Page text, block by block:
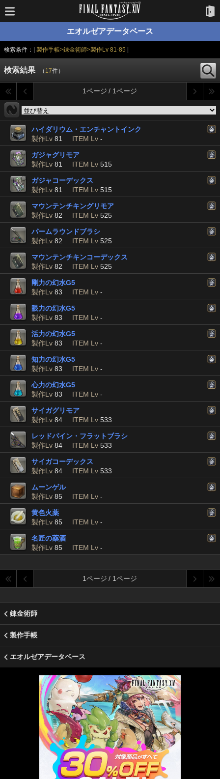
エオルゼアデータベース
検索条件：| 製作手帳>錬金術師>製作Lv 81-85
検索結果 （ 17件）
1ページ / 1ページ
ハイダリウム・エンチャントインク
製作Lv 81 ITEM Lv -
ガジャグリモア
製作Lv 81 ITEM Lv 515
ガジャコーデックス
製作Lv 81 ITEM Lv 515
マウンテンチキングリモア
製作Lv 82 ITEM Lv 525
パームラウンドブラシ
製作Lv 82 ITEM Lv 525
マウンテンチキンコーデックス
製作Lv 82 ITEM Lv 525
剛力の幻水G5
製作Lv 83 ITEM Lv -
眼力の幻水G5
製作Lv 83 ITEM Lv -
活力の幻水G5
製作Lv 83 ITEM Lv -
知力の幻水G5
製作Lv 83 ITEM Lv -
心力の幻水G5
製作Lv 83 ITEM Lv -
サイガグリモア
製作Lv 84 ITEM Lv 533
レッドパイン・フラットブラシ
製作Lv 84 ITEM Lv 533
サイガコーデックス
製作Lv 84 ITEM Lv 533
ムーンゲル
製作Lv 85 ITEM Lv -
黄色火薬
製作Lv 85 ITEM Lv -
名匠の薬酒
製作Lv 85 ITEM Lv -
1ページ / 1ページ
錬金術師
製作手帳
エオルゼアデータベース